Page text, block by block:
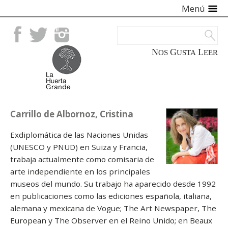
Facebook TwitterInstagram
NOS GUSTA LEER
Menú
Carrillo de Albornoz, Cristina
Exdiplomática de las Naciones Unidas
(UNESCO y PNUD) en Suiza y Francia,
trabaja actualmente como comisaria de
arte independiente en los principales
museos del mundo. Su trabajo ha aparecido desde 1992
en publicaciones como las ediciones española, italiana,
alemana y mexicana de Vogue; The Art Newspaper, The
European y The Observer en el Reino Unido; en Beaux